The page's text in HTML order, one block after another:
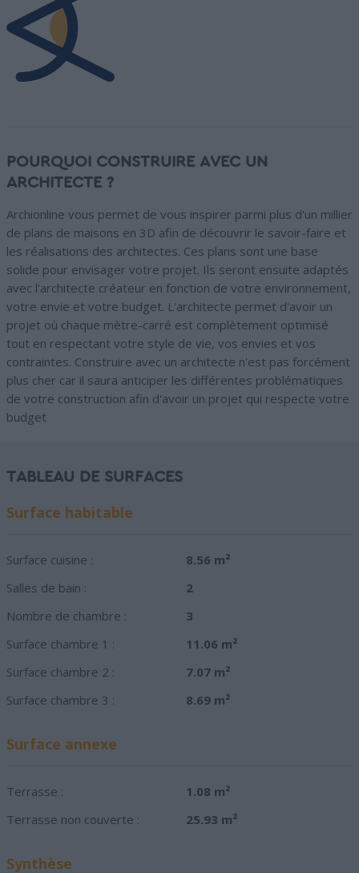
POURQUOI CONSTRUIRE AVEC UN
ARCHITECTE ?
Archionline vous permet de vous inspirer parmi plus d'un millier
de plans de maisons en 3D afin de découvrir le savoir-faire et
les réalisations des architectes. Ces plans sont une base
solide pour envisager votre projet. Ils seront ensuite adaptés
avec l'architecte créateur en fonction de votre environnement,
votre envie et votre budget. L'architecte permet d'avoir un
projet où chaque mètre-carré est complètement optimisé
tout en respectant votre style de vie, vos envies et vos
contraintes. Construire avec un architecte n'est pas forcément
plus cher car il saura anticiper les différentes problématiques
de votre construction afin d'avoir un projet qui respecte votre
budget
TABLEAU DE SURFACES
Surface habitable
Surface cuisine :
8.56 m²
Salles de bain :
2
Nombre de chambre :
3
Surface chambre 1 :
11.06 m²
Surface chambre 2 :
7.07 m²
Surface chambre 3 :
8.69 m²
Surface annexe
Terrasse :
1.08 m²
Terrasse non couverte :
25.93 m²
Synthèse